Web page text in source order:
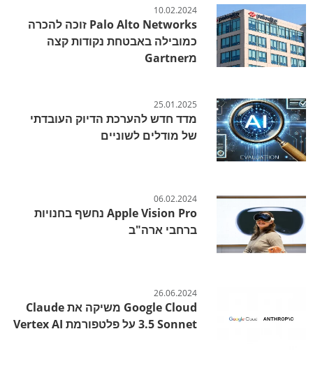
10.02.2024
Palo Alto Networks זוכה להכרה
כמובילה באבטחת נקודות קצה
מGartner
25.01.2025
מדד חדש להערכת הדיוק העובדתי
של מודלים לשוניים
06.02.2024
Apple Vision Pro נחשף בחנויות
ברחבי ארה"ב
26.06.2024
Google Cloud משיקה את Claude
3.5 Sonnet על פלטפורמת Vertex AI